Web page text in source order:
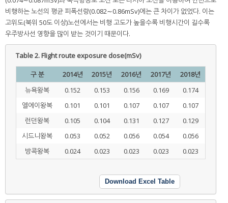
비행하는 노선의 평균 피폭선량(0.082∼0.86mSv)에는 큰 차이가 없었다. 이는
고위도(북위 50도 이상)노선에서는 비행 고도가 높을수록 비행시간이 길수록
우주방사선 영향을 많이 받는 것이기 때문이다.
Table 2.Flight route exposure dose(mSv)
구 분 2014년 2015년 2016년 2017년
2018년
뉴욕왕복
0.152 0.153 0.156 0.169
0.174
엘에이왕복
0.101 0.101 0.107 0.107
0.107
런던왕복
0.105 0.104 0.131 0.127
0.129
시드니왕복
0.053 0.052 0.056 0.054
0.056
방콕왕복
0.024 0.023 0.023 0.023 0.023
Download Excel Table